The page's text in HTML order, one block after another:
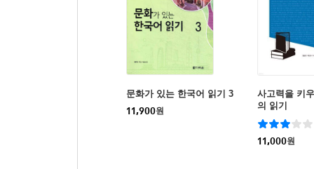
문화가 있는 한국어 읽기 3
11,900원
사고력을 키
의 읽기
11,000원